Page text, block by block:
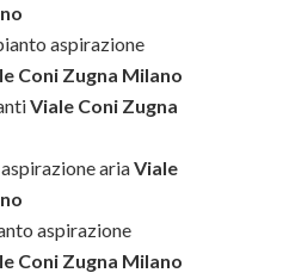
aspirazione
Coni Zugna Milano
Viale Coni Zugna
ariaViale
aspirazione
Coni Zugna Milano